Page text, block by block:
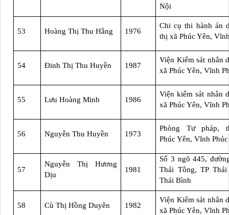
Nội
53 Hoàng Thị Thu Hằng 1976
Chi cụ thi hành án
thị xã Phúc Yên,
54 Đinh Thị Thu Huyền 1987
Viện Kiểm sát nhân
xã Phúc Yên, Vĩnh
55 Lưu Hoàng Minh 1986
Viện kiểm sát nhân
xã Phúc Yên, Vĩnh
56 Nguyễn Thu Huyền 1973
Phòng Tư pháp,
Phúc Yên, Vĩnh Phúc
57
Nguyễn Thị Hương
Dịu
1981
Số 3 ngõ 445,
Thái Tông, TP
Thái Bình
58 Cù Thị Hồng Duyên 1982
Viện Kiểm sát nhân
xã Phúc Yên, Vĩnh